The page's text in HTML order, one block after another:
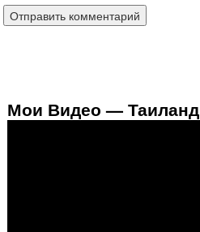
Мои Видео — Таиланд